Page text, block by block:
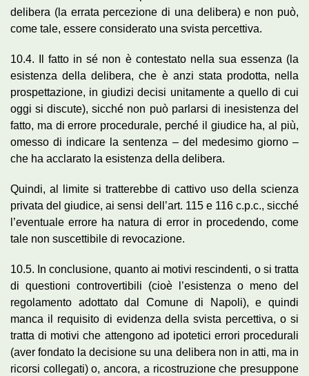
delibera (la errata percezione di una delibera) e non può,
come tale, essere considerato una svista percettiva.
10.4. Il fatto in sé non è contestato nella sua essenza (la
esistenza della delibera, che è anzi stata prodotta, nella
prospettazione, in giudizi decisi unitamente a quello di cui
oggi si discute), sicché non può parlarsi di inesistenza del
fatto, ma di errore procedurale, perché il giudice ha, al più,
omesso di indicare la sentenza – del medesimo giorno –
che ha acclarato la esistenza della delibera.
Quindi, al limite si tratterebbe di cattivo uso della scienza
privata del giudice, ai sensi dell’art. 115 e 116 c.p.c., sicché
l’eventuale errore ha natura di error in procedendo, come
tale non suscettibile di revocazione.
10.5. In conclusione, quanto ai motivi rescindenti, o si tratta
di questioni controvertibili (cioè l’esistenza o meno del
regolamento adottato dal Comune di Napoli), e quindi
manca il requisito di evidenza della svista percettiva, o si
tratta di motivi che attengono ad ipotetici errori procedurali
(aver fondato la decisione su una delibera non in atti, ma in
ricorsi collegati) o, ancora, a ricostruzione che presuppone